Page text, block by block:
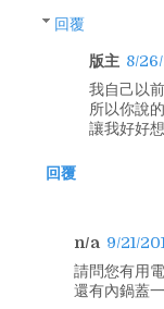
回覆
版主 8/
我自己以
所以你說
讓我好好
回覆
n/a 9/21/
請問您有用
還有內鍋蓋